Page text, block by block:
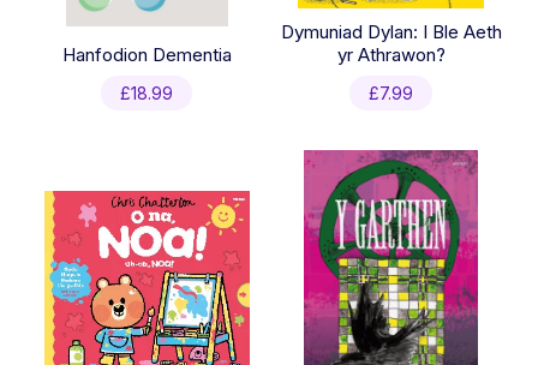
Hanfodion Dementia
£18.99
Dymuniad Dylan: I Ble Aeth
yr Athrawon?
£7.99